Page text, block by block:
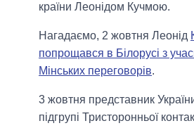
країни Леонідом Кучмою.
Нагадаємо, 2 жовтня Леонід
попрощався в Білорусі з
Мінських переговорів.
3 жовтня представник
підгрупі Тристоронньої